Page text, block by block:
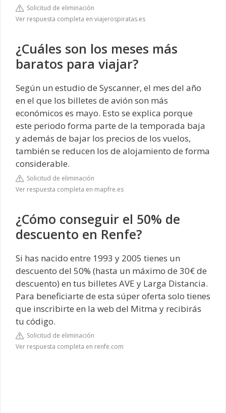
Solicitud de eliminación
Ver respuesta completa en viajerospiratas.es
¿Cuáles son los meses más
baratos para viajar?
Según un estudio de Syscanner, el mes del año
en el que los billetes de avión son más
económicos es mayo. Esto se explica porque
este periodo forma parte de la temporada baja
y además de bajar los precios de los vuelos,
también se reducen los de alojamiento de forma
considerable.
Solicitud de eliminación
Ver respuesta completa en mapfre.es
¿Cómo conseguir el 50% de
descuento en Renfe?
Si has nacido entre 1993 y 2005 tienes un
descuento del 50% (hasta un máximo de 30€ de
descuento) en tus billetes AVE y Larga Distancia.
Para beneficiarte de esta súper oferta solo tienes
que inscribirte en la web del Mitma y recibirás
tu código.
Solicitud de eliminación
Ver respuesta completa en renfe.com